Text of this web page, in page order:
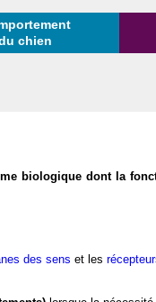
chien
biologique dont la
des sens et les